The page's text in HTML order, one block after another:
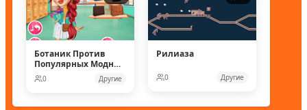
Ботаник Против
Популярных Модных
Кукол
0 Другие
Рилиаза
0 Другие